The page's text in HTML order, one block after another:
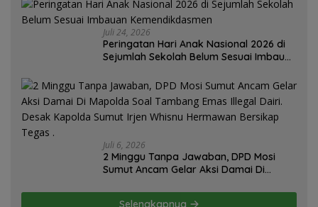
Juli 24, 2026
Peringatan Hari Anak Nasional 2026 di
Sejumlah Sekolah Belum Sesuai Imbauan
Juli 6, 2026
2 Minggu Tanpa Jawaban, DPD Mosi
Sumut Ancam Gelar Aksi Damai Di
Dairi. Desak Kapolda Sumut Irjen
Selengkapnya